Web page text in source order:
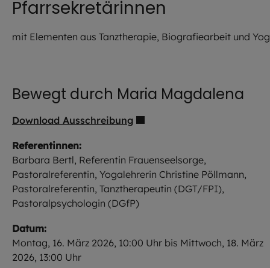
Pfarrsekretärinnen
mit Elementen aus Tanztherapie, Biografiearbeit und
Bewegt durch Maria Magdalena
Download Ausschreibung
Referentinnen:
Barbara Bertl, Referentin Frauenseelsorge,
Pastoralreferentin, Yogalehrerin Christine Pöllmann,
Pastoralreferentin, Tanztherapeutin (DGT/FPI),
Pastoralpsychologin (DGfP)
Datum:
Montag, 16. März 2026, 10:00 Uhr bis Mittwoch, 18. März
2026, 13:00 Uhr